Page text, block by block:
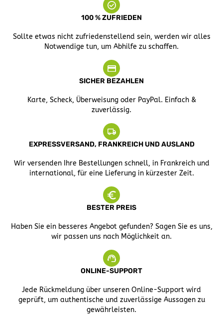
100 % ZUFRIEDEN
Sollte etwas nicht zufriedenstellend sein, werden wir alles
Notwendige tun, um Abhilfe zu schaffen.
SICHER BEZAHLEN
Karte, Scheck, Überweisung oder PayPal. Einfach &
zuverlässig.
EXPRESSVERSAND, FRANKREICH UND AUSLAND
Wir versenden Ihre Bestellungen schnell, in Frankreich und
international, für eine Lieferung in kürzester Zeit.
BESTER PREIS
Haben Sie ein besseres Angebot gefunden? Sagen Sie es uns,
wir passen uns nach Möglichkeit an.
ONLINE-SUPPORT
Jede Rückmeldung über unseren Online-Support wird
geprüft, um authentische und zuverlässige Aussagen zu
gewährleisten.